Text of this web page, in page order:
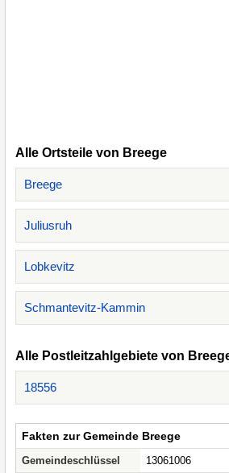
Alle Ortsteile von Breege
Breege
Juliusruh
Lobkevitz
Schmantevitz-Kammin
Alle Postleitzahlgebiete von
18556
Fakten zur Gemeinde Breege
Gemeindeschlüssel
13061006